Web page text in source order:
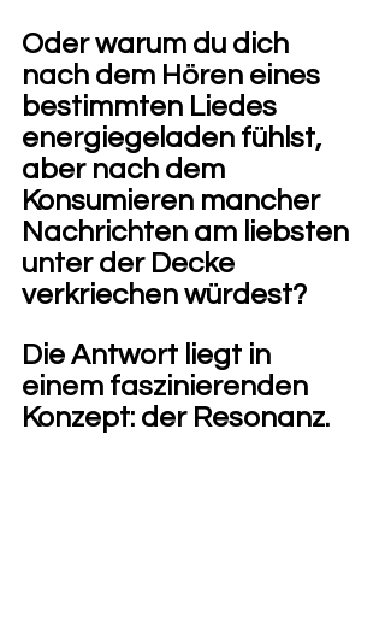
Oder warum du dich
nach dem Hören eines
bestimmten Liedes
energiegeladen fühlst,
aber nach dem
Konsumieren mancher
Nachrichten am liebsten
unter der Decke
verkriechen würdest?
Die Antwort liegt in
einem faszinierenden
Konzept: der Resonanz.